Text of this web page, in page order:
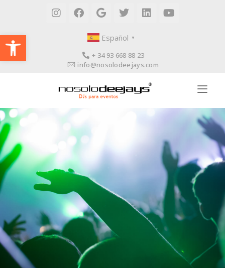
Español ▼
+ 34 93 668 88 23
info@nosolodeejays.com
Abrir barra de herramientas